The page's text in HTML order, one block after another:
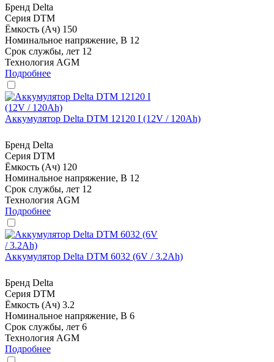
Бренд Delta
Серия DTM
Ёмкость (Ач) 150
Номинальное напряжение, В 12
Срок службы, лет 12
Технология AGM
Подробнее
Аккумулятор Delta DTM 12120 I (12V / 120Ah)
Бренд Delta
Серия DTM
Ёмкость (Ач) 120
Номинальное напряжение, В 12
Срок службы, лет 12
Технология AGM
Подробнее
Аккумулятор Delta DTM 6032 (6V / 3.2Ah)
Бренд Delta
Серия DTM
Ёмкость (Ач) 3.2
Номинальное напряжение, В 6
Срок службы, лет 6
Технология AGM
Подробнее